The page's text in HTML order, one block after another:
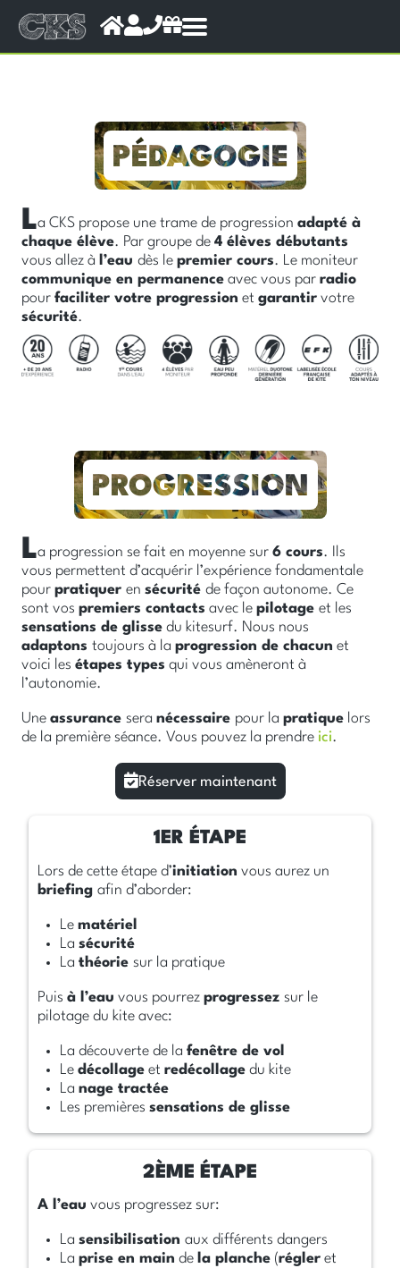
Kitesurf
Wingfoil
Location
Tarifs
La CKS propose une trame de progressionadapté à
chaque élève. Par groupe de4 élèves débutants
vous allez à l’eaudès lepremier cours. Le moniteur
communique en permanence avec vous parradio
pourfaciliter votre progression etgarantir votre
sécurité.
La progression se fait en moyenne sur6 cours. Ils
vous permettent d’acquérir l’expérience fondamentale
pourpratiquerensécuritéde façon autonome. Ce
sont vospremiers contacts avec lepilotageet les
sensations de glisse du kitesurf. Nous nous
adaptonstoujours à laprogression de chacun et
voici lesétapes types qui vous amèneront à
l’autonomie.
Uneassuranceseranécessaire pour lapratique lors
de la première séance. Vous pouvez la prendre ici.
Réserver maintenant
Lors de cette étape d’initiation vous aurez un
briefingafin d’aborder:
Lematériel
Lasécurité
Lathéoriesur la pratique
Puisà l’eau vous pourrezprogressezsur le
pilotage du kite avec:
La découverte de lafenêtre de vol
Ledécollage etredécollage du kite
Lanage tractée
Les premièressensations de glisse
A l’eau vous progressez sur:
Lasensibilisationaux différents dangers
Laprise en main de la planche (régler et